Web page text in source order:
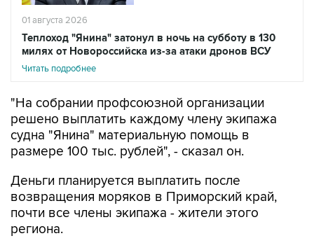
01 августа 2026
Теплоход "Янина" затонул в ночь на субботу в 130
милях от Новороссийска из-за атаки дронов ВСУ
Читать подробнее
"На собрании профсоюзной организации
решено выплатить каждому члену экипажа
судна "Янина" материальную помощь в
размере 100 тыс. рублей", - сказал он.
Деньги планируется выплатить после
возвращения моряков в Приморский край,
почти все члены экипажа - жители этого
региона.